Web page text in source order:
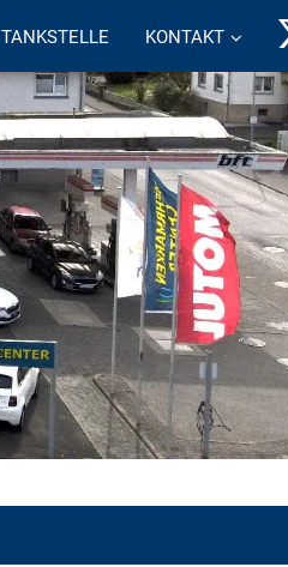
TANKSTELLE KONTAKT